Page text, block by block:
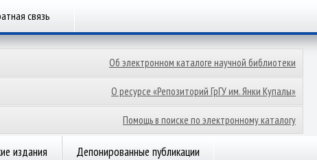
связь
Об электронном каталоге научной библиотеки
О ресурсе «Репозиторий ГрГУ им. Янки Купалы»
Помощь в поиске по электронному каталогу
издания Депонированные публикации